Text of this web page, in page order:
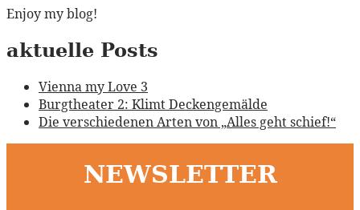
Enjoy my blog!
aktuelle Posts
Vienna my Love 3
Burgtheater 2: Klimt Deckengemälde
Die verschiedenen Arten von „Alles geht schief!“
NEWSLETTER